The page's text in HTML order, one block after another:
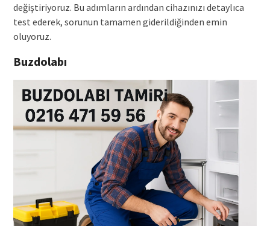
değiştiriyoruz. Bu adımların ardından cihazınızı detaylıca
test ederek, sorunun tamamen giderildiğinden emin
oluyoruz.
Buzdolabı